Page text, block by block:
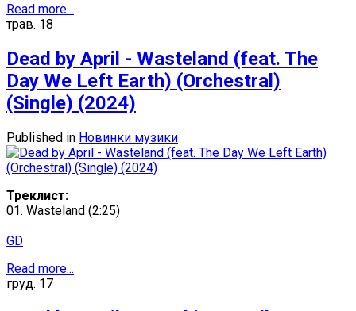
Read more...
трав. 18
Dead by April - Wasteland (feat. The
Day We Left Earth) (Orchestral)
(Single) (2024)
Published in Новинки музики
Треклист:
01. Wasteland (2:25)
GD
Read more...
груд. 17